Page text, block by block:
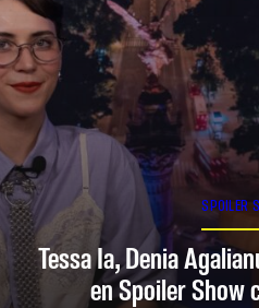
SPOILER
Tessa Ia, Denia
en Spoiler Show